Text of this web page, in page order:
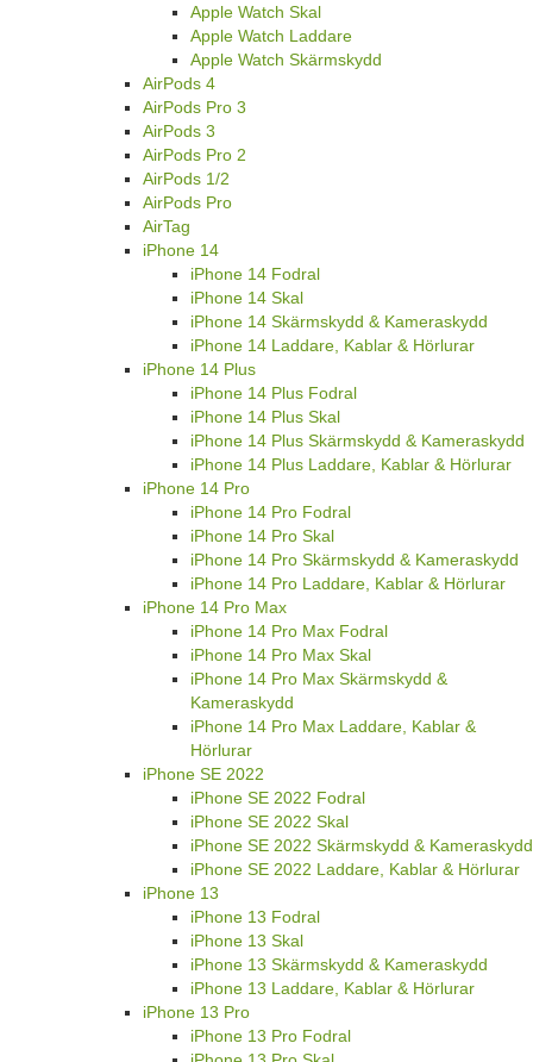
Apple Watch Skal
Apple Watch Laddare
Apple Watch Skärmskydd
AirPods 4
AirPods Pro 3
AirPods 3
AirPods Pro 2
AirPods 1/2
AirPods Pro
AirTag
iPhone 14
iPhone 14 Fodral
iPhone 14 Skal
iPhone 14 Skärmskydd & Kameraskydd
iPhone 14 Laddare, Kablar & Hörlurar
iPhone 14 Plus
iPhone 14 Plus Fodral
iPhone 14 Plus Skal
iPhone 14 Plus Skärmskydd & Kameraskydd
iPhone 14 Plus Laddare, Kablar & Hörlurar
iPhone 14 Pro
iPhone 14 Pro Fodral
iPhone 14 Pro Skal
iPhone 14 Pro Skärmskydd & Kameraskydd
iPhone 14 Pro Laddare, Kablar & Hörlurar
iPhone 14 Pro Max
iPhone 14 Pro Max Fodral
iPhone 14 Pro Max Skal
iPhone 14 Pro Max Skärmskydd &
Kameraskydd
iPhone 14 Pro Max Laddare, Kablar &
Hörlurar
iPhone SE 2022
iPhone SE 2022 Fodral
iPhone SE 2022 Skal
iPhone SE 2022 Skärmskydd & Kameraskydd
iPhone SE 2022 Laddare, Kablar & Hörlurar
iPhone 13
iPhone 13 Fodral
iPhone 13 Skal
iPhone 13 Skärmskydd & Kameraskydd
iPhone 13 Laddare, Kablar & Hörlurar
iPhone 13 Pro
iPhone 13 Pro Fodral